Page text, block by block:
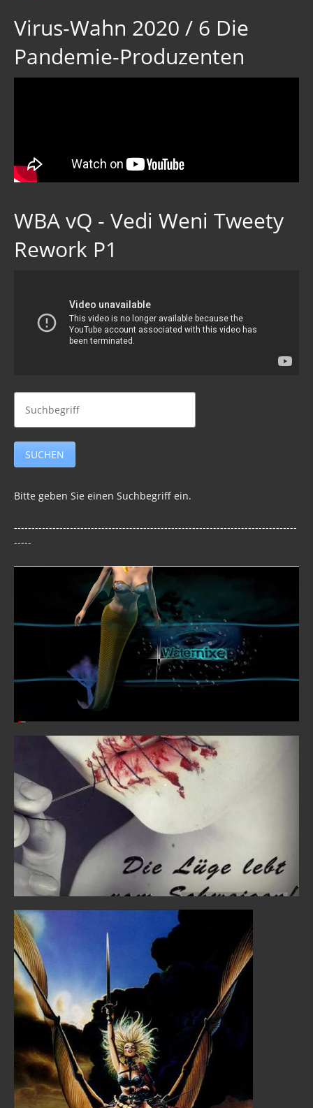
Virus-Wahn 2020 / 6 Die
Pandemie-Produzenten
WBA vQ - Vedi Weni Tweety
Rework P1
Bitte geben Sie einen Suchbegriff ein.
---------------------------------------------------------------------------------
-----